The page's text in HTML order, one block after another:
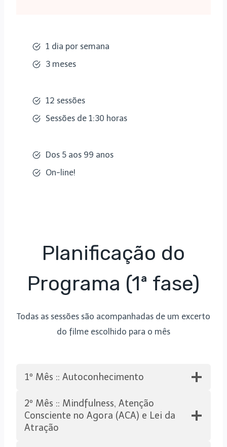
1 dia por semana
3 meses
12 sessões
Sessões de 1:30 horas
Dos 5 aos 99 anos
On-line!
Planificação do
Programa (1ª fase)
Todas as sessões são acompanhadas de um excerto
do filme escolhido para o mês
1º Mês :: Autoconhecimento
2º Mês :: Mindfulness, Atenção
Consciente no Agora (ACA) e Lei da
Atração